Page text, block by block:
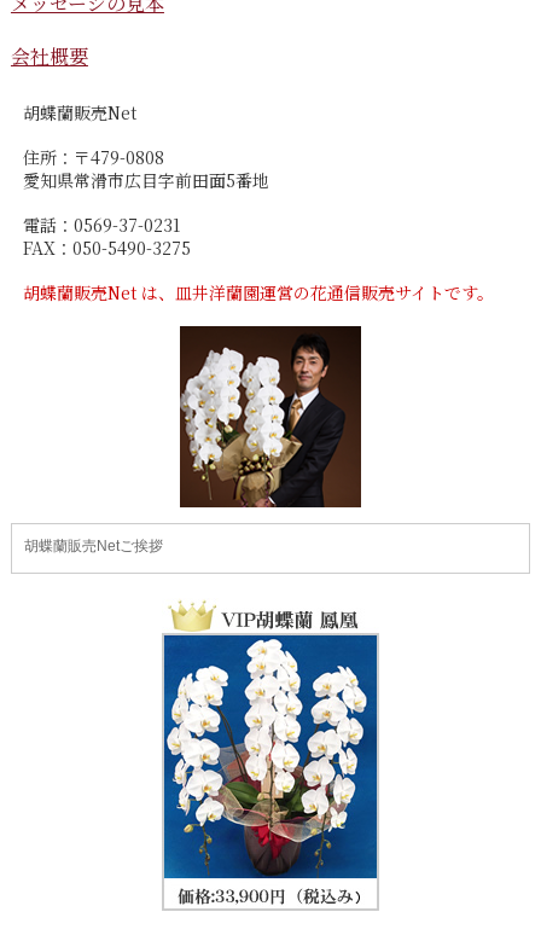
会社概要
胡蝶蘭販売Net
住所：〒479-0808
愛知県常滑市広目字前田面5番地
電話：0569-37-0231
FAX：050-5490-3275
胡蝶蘭販売Net は、皿井洋蘭園運営の花通信販売サイトです。
胡蝶蘭販売Netご挨拶